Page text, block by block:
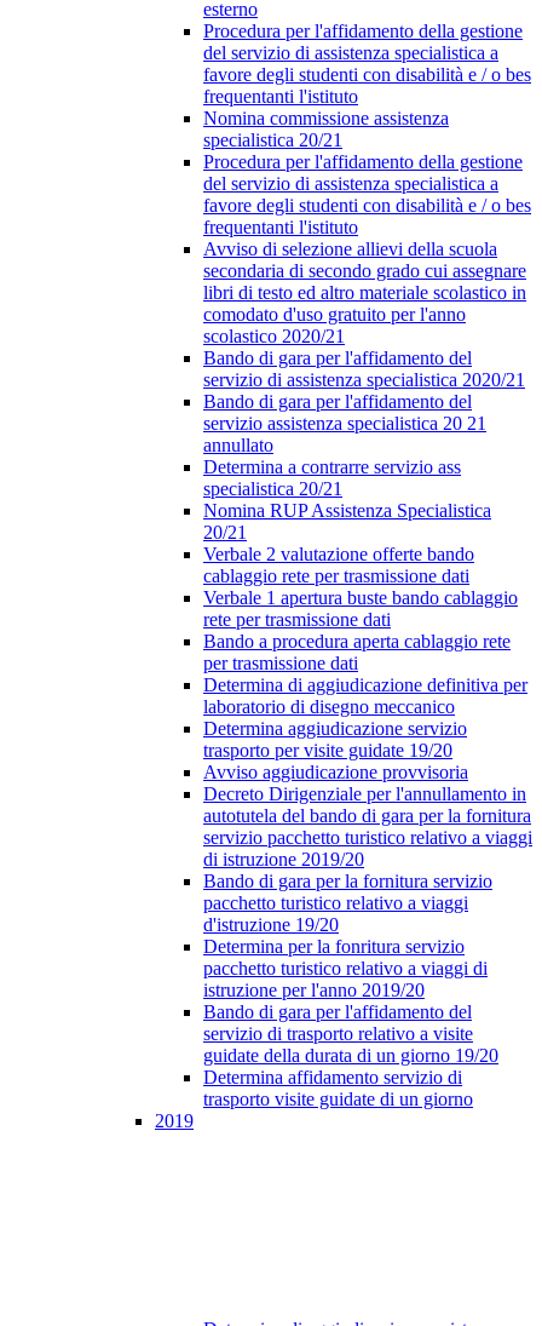
esterno
Procedura per l'affidamento della gestione
del servizio di assistenza specialistica a
favore degli studenti con disabilità e / o bes
frequentanti l'istituto
Nomina commissione assistenza
specialistica 20/21
Procedura per l'affidamento della gestione
del servizio di assistenza specialistica a
favore degli studenti con disabilità e / o bes
frequentanti l'istituto
Avviso di selezione allievi della scuola
secondaria di secondo grado cui assegnare
libri di testo ed altro materiale scolastico in
comodato d'uso gratuito per l'anno
scolastico 2020/21
Bando di gara per l'affidamento del
servizio di assistenza specialistica 2020/21
Bando di gara per l'affidamento del
servizio assistenza specialistica 20 21
annullato
Determina a contrarre servizio ass
specialistica 20/21
Nomina RUP Assistenza Specialistica
20/21
Verbale 2 valutazione offerte bando
cablaggio rete per trasmissione dati
Verbale 1 apertura buste bando cablaggio
rete per trasmissione dati
Bando a procedura aperta cablaggio rete
per trasmissione dati
Determina di aggiudicazione definitiva per
laboratorio di disegno meccanico
Determina aggiudicazione servizio
trasporto per visite guidate 19/20
Avviso aggiudicazione provvisoria
Decreto Dirigenziale per l'annullamento in
autotutela del bando di gara per la fornitura
servizio pacchetto turistico relativo a viaggi
di istruzione 2019/20
Bando di gara per la fornitura servizio
pacchetto turistico relativo a viaggi
d'istruzione 19/20
Determina per la fonritura servizio
pacchetto turistico relativo a viaggi di
istruzione per l'anno 2019/20
Bando di gara per l'affidamento del
servizio di trasporto relativo a visite
guidate della durata di un giorno 19/20
Determina affidamento servizio di
trasporto visite guidate di un giorno
2019